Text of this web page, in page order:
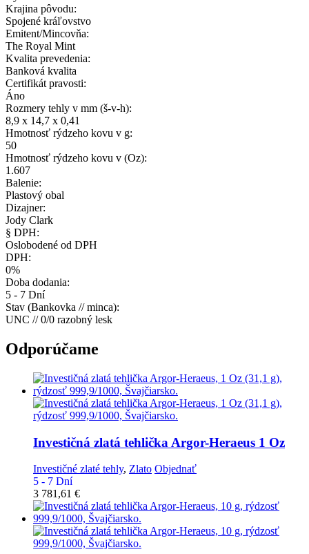
Krajina pôvodu:
Spojené kráľovstvo
Emitent/Mincovňa:
The Royal Mint
Kvalita prevedenia:
Banková kvalita
Certifikát pravosti:
Áno
Rozmery tehly v mm (š-v-h):
8,9 x 14,7 x 0,41
Hmotnosť rýdzeho kovu v g:
50
Hmotnosť rýdzeho kovu v (Oz):
1.607
Balenie:
Plastový obal
Dizajner:
Jody Clark
§ DPH:
Oslobodené od DPH
DPH:
0%
Doba dodania:
5 - 7 Dní
Stav (Bankovka // minca):
UNC // 0/0 razobný lesk
Odporúčame
Investičná zlatá tehlička Argor-Heraeus 1 Oz
Investičné zlaté tehly, Zlato Objednať
5 - 7 Dní
3 781,61 €